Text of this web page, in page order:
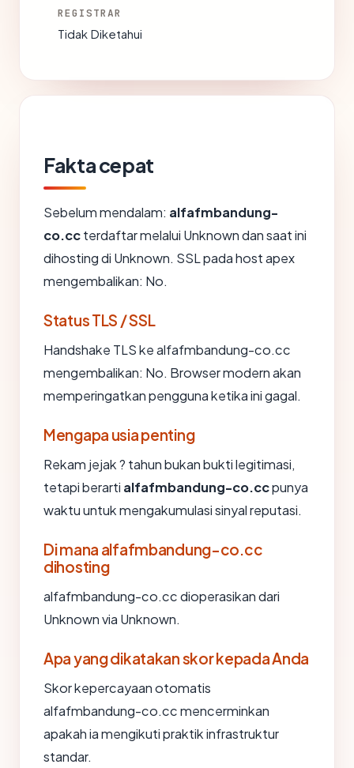
REGISTRAR
Tidak Diketahui
Fakta cepat
Sebelum mendalam: alfafmbandung-
co.ccterdaftar melalui Unknown dan saat ini
dihosting di Unknown. SSL pada host apex
mengembalikan: No.
Status TLS / SSL
Handshake TLS ke alfafmbandung-co.cc
mengembalikan: No. Browser modern akan
memperingatkan pengguna ketika ini gagal.
Mengapa usia penting
Rekam jejak ? tahun bukan bukti legitimasi,
tetapi berarti alfafmbandung-co.ccpunya
waktu untuk mengakumulasi sinyal reputasi.
Di mana alfafmbandung-co.cc
dihosting
alfafmbandung-co.cc dioperasikan dari
Unknown via Unknown.
Apa yang dikatakan skor kepada Anda
Skor kepercayaan otomatis
alfafmbandung-co.cc mencerminkan
apakah ia mengikuti praktik infrastruktur
standar.